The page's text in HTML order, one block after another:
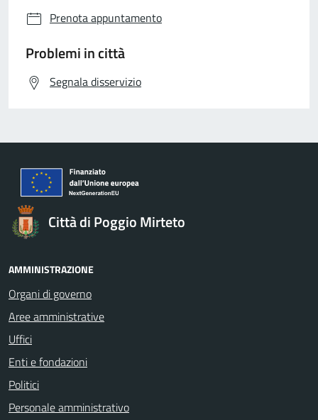
Prenota appuntamento
Problemi in città
Segnala disservizio
Città di Poggio Mirteto
AMMINISTRAZIONE
Organi di governo
Aree amministrative
Uffici
Enti e fondazioni
Politici
Personale amministrativo